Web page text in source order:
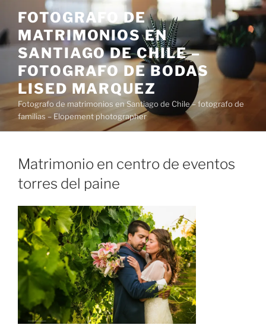
contenido
FOTOGRAFO DE
MATRIMONIOS EN
SANTIAGO DE CHILE –
FOTOGRAFO DE BODAS
LISED MARQUEZ
Fotografo de matrimonios en Santiago de Chile – fotografo de
familias – Elopement photographer
Matrimonio en centro de eventos
torres del paine